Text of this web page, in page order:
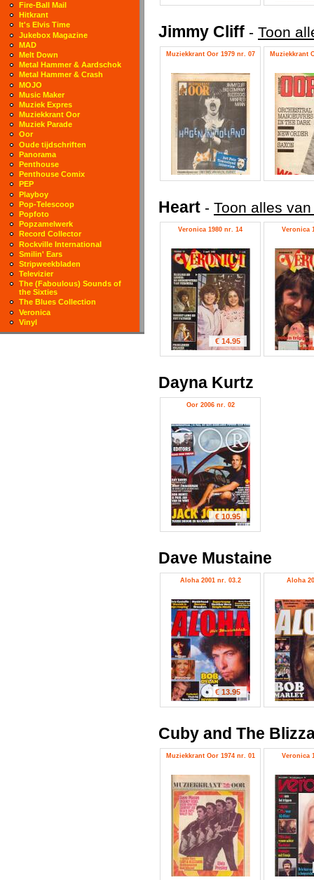
Jimmy Cliff - Toon
Muziekkrant Oor 1979 nr. 07 Muziekkrant
Heart - Toon alles
Veronica 1980 nr. 14
€ 14.95
Veronica
Dayna Kurtz
Oor 2006 nr. 02
€ 10.95
Dave Mustaine
Aloha 2001 nr. 03.2
€ 13.95
Aloha
Cuby and The
Muziekkrant Oor 1974 nr. 01 Veronica
Fire-Ball Mail
Hitkrant
It's Elvis Time
Jukebox Magazine
MAD
Melt Down
Metal Hammer & Aardschok
Metal Hammer & Crash
MOJO
Music Maker
Muziek Expres
Muziekkrant Oor
Muziek Parade
Oor
Oude tijdschriften
Panorama
Penthouse
Penthouse Comix
PEP
Playboy
Pop-Telescoop
Popfoto
Popzamelwerk
Record Collector
Rockville International
Smilin' Ears
Stripweekbladen
Televizier
The (Faboulous) Sounds of
the Sixties
The Blues Collection
Veronica
Vinyl